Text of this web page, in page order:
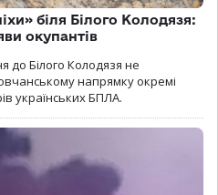
біля Білого Колодязя:
окупантів
до Білого Колодязя не
напрямку окремі
українських БПЛА.